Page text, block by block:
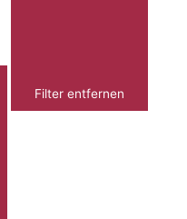
Filter entfernen